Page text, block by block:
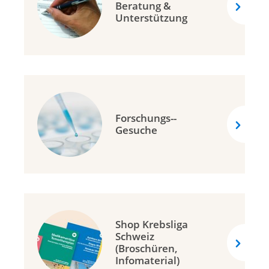
Beratung &
Unterstützung
Forschungs-­
Gesuche
Shop Krebsliga
Schweiz
(Broschüren,
Infomaterial)